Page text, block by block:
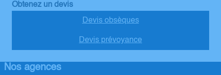
Obtenez un devis
Devis obsèques
Devis prévoyance
Nos agences